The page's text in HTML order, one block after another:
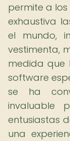
permite a
exhaustiva
el mundo,
vestimenta,
medida que
software
se ha
invaluable
entusiastas
una